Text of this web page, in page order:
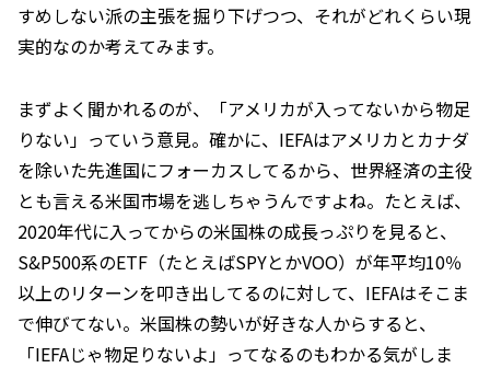
すめしない派の主張を掘り下げつつ、それがどれくらい現
実的なのか考えてみます。
まずよく聞かれるのが、「アメリカが入ってないから物足
りない」っていう意見。確かに、IEFAはアメリカとカナダ
を除いた先進国にフォーカスしてるから、世界経済の主役
とも言える米国市場を逃しちゃうんですよね。たとえば、
2020年代に入ってからの米国株の成長っぷりを見ると、
S&P500系のETF（たとえばSPYとかVOO）が年平均10％
以上のリターンを叩き出してるのに対して、IEFAはそこま
で伸びてない。米国株の勢いが好きな人からすると、
「IEFAじゃ物足りないよ」ってなるのもわかる気がしま